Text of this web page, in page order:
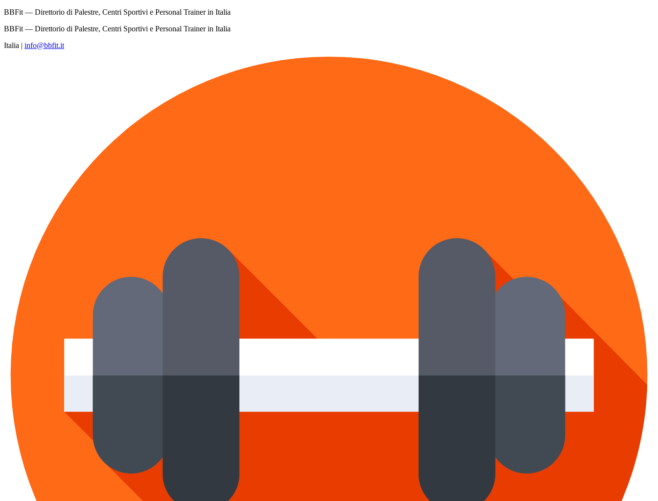
BBFit — Direttorio di Palestre, Centri Sportivi e Personal Trainer in Italia
BBFit — Direttorio di Palestre, Centri Sportivi e Personal Trainer in Italia
Italia | info@bbfit.it